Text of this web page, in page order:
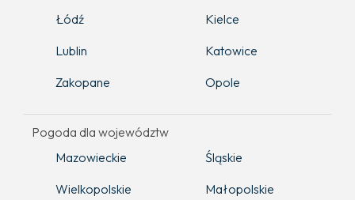
Łódź
Kielce
Lublin
Katowice
Zakopane
Opole
Pogoda dla województw
Mazowieckie
Śląskie
Wielkopolskie
Małopolskie